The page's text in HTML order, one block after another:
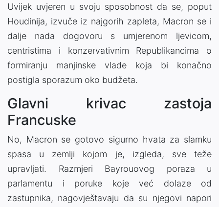
Uvijek uvjeren u svoju sposobnost da se, poput
Houdinija, izvuče iz najgorih zapleta, Macron se i
dalje nada dogovoru s umjerenom ljevicom,
centristima i konzervativnim Republikancima o
formiranju manjinske vlade koja bi konačno
postigla sporazum oko budžeta.
Glavni krivac zastoja
Francuske
No, Macron se gotovo sigurno hvata za slamku
spasa u zemlji kojom je, izgleda, sve teže
upravljati. Razmjeri Bayrouovog poraza u
parlamentu i poruke koje već dolaze od
zastupnika, nagovještavaju da su njegovi napori